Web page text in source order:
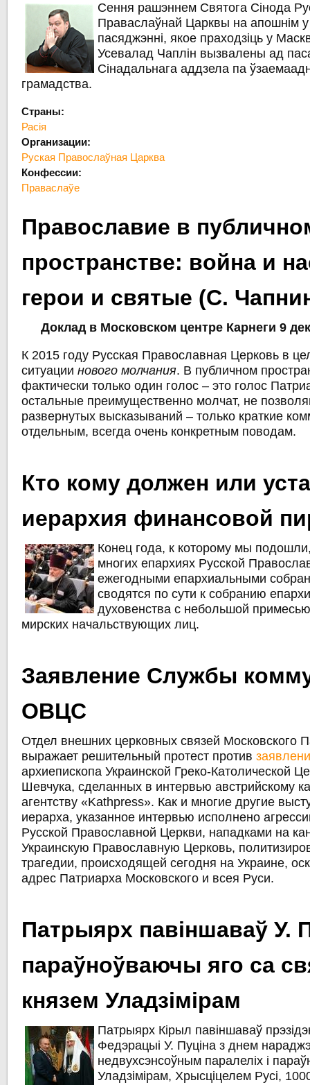
Сення рашэннем Святога Сінода
Праваслаўнай Царквы на апошнім у
пасяджэнні, якое праходзіць у
Усевалад Чаплін вызвалены ад
Сінадальнага аддзела па
грамадства.
Страны:
Расія
Организации:
Руская Правослаўная Царква
Конфессии:
Праваслаўе
Православие в
пространстве: война и
герои и святые (С.
Доклад в Московском центре Карнеги 9
К 2015 году Русская Православная Церковь в
ситуациинового молчания. В публичном
фактически только один голос – это голос
остальные преимущественно молчат, не
развернутых высказываний – только краткие
отдельным, всегда очень конкретным поводам.
Кто кому должен или
иерархия финансовой
Конец года, к которому мы
многих епархиях Русской
ежегодными епархиальными
сводятся по сути к собранию
духовенства с небольшой
мирских начальствующих лиц.
Заявление Службы
ОВЦС
Отдел внешних церковных связей Московского
выражает решительный протест против
архиепископа Украинской Греко-Католической
Шевчука, сделанных в интервью австрийскому
агентству «Kathpress». Как и многие другие
иерарха, указанное интервью исполнено
Русской Православной Церкви, нападками на
Украинскую Православную Церковь,
трагедии, происходящей сегодня на Украине,
адрес Патриарха Московского и всея Руси.
Патрыярх павіншаваў У.
параўноўваючы яго са
князем Уладзімірам
Патрыярх Кірыл павіншаваў
Федэрацыі У. Пуціна з днем
недвухсэнсоўным паралеліх і
Уладзімірам, Хрысціцелем Русі,